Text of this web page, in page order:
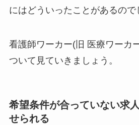
にはどういったことがあるので
看護師ワーカー(旧 医療ワーカ
ついて見ていきましょう。
希望条件が合っていない求
せられる